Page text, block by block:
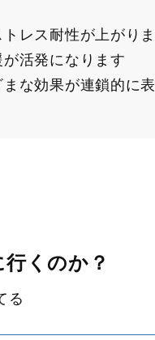
レス耐性が上がり
活発になります
な効果が連鎖的に
くのか？
る